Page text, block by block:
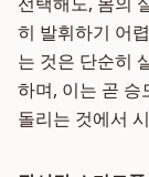
히 발휘하기 어
는 것은 단순히
하며, 이는 곧 승
돌리는 것에서